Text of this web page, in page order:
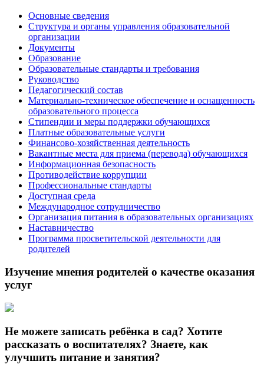
Основные сведения
Структура и органы управления образовательной
организации
Документы
Образование
Образовательные стандарты и требования
Руководство
Педагогический состав
Материально-техническое обеспечение и оснащенность
образовательного процесса
Стипендии и меры поддержки обучающихся
Платные образовательные услуги
Финансово-хозяйственная деятельность
Вакантные места для приема (перевода) обучающихся
Информационная безопасность
Противодействие коррупции
Профессиональные стандарты
Доступная среда
Международное сотрудничество
Организация питания в образовательных организациях
Наставничество
Программа просветительской деятельности для
родителей
Изучение мнения родителей о качестве оказания
услуг
Не можете записать ребёнка в сад? Хотите
рассказать о воспитателях? Знаете, как
улучшить питание и занятия?